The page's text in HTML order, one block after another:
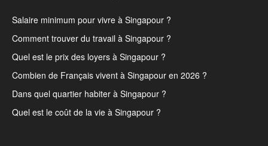
Salaire minimum pour vivre à Singapour ?
Comment trouver du travail à Singapour ?
Quel est le prix des loyers à Singapour ?
Combien de Français vivent à Singapour en 2026 ?
Dans quel quartier habiter à Singapour ?
Quel est le coût de la vie à Singapour ?